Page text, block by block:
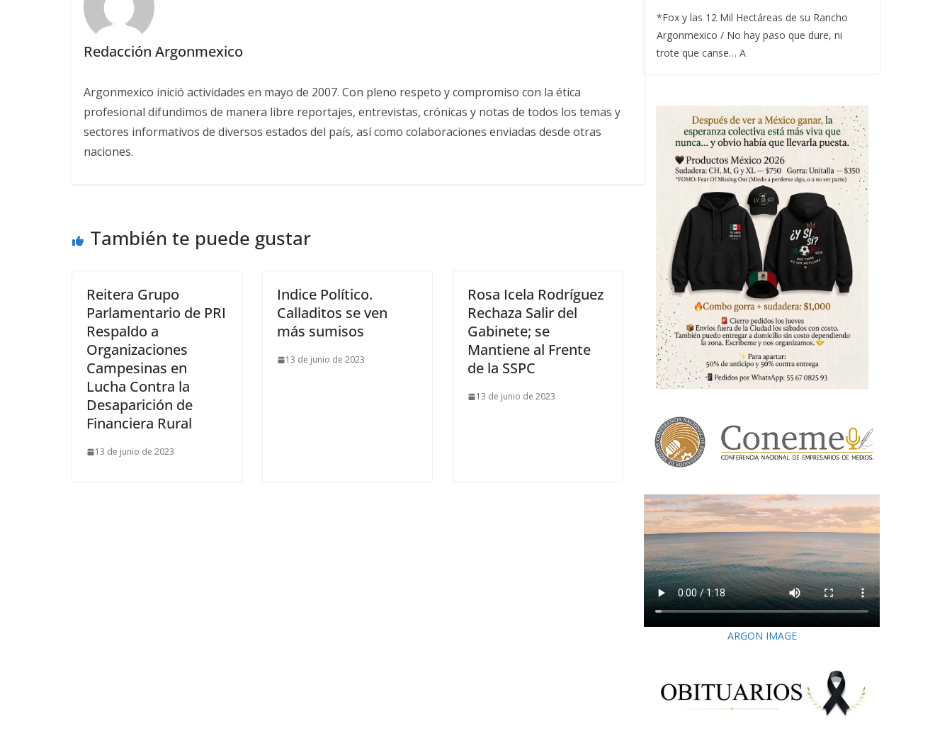
Redacción Argonmexico
Argonmexico inició actividades en mayo de 2007. Con pleno respeto y compromiso con la ética
profesional difundimos de manera libre reportajes, entrevistas, crónicas y notas de todos los temas y
sectores informativos de diversos estados del país, así como colaboraciones enviadas desde otras
naciones.
También te puede gustar
Reitera Grupo
Parlamentario de PRI
Respaldo a
Organizaciones
Campesinas en
Lucha Contra la
Desaparición de
Financiera Rural
13 de junio de 2023
Indice Político.
Calladitos se ven
más sumisos
13 de junio de 2023
Rosa Icela Rodríguez
Rechaza Salir del
Gabinete; se
Mantiene al Frente
de la SSPC
13 de junio de 2023
*Fox y las 12 Mil Hectáreas de su Rancho
Argonmexico / No hay paso que dure, ni
trote que canse… A
ARGON IMAGE